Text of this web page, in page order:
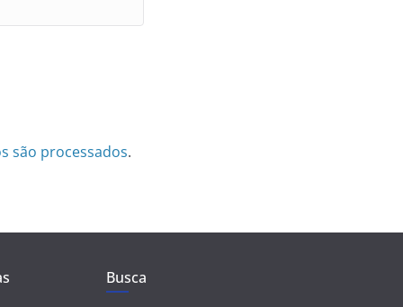
são processados.
Busca